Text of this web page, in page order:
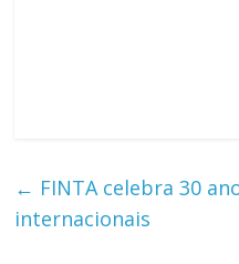
← FINTA celebra 30
internacionais